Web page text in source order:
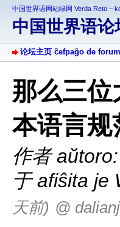
中国世界语网站绿网 Verda Reto –
中国世界语
论坛主页 ĉefpaĝo de
那么三
本语言规
作者 aŭtoro:
于 afiŝita je
天前) @